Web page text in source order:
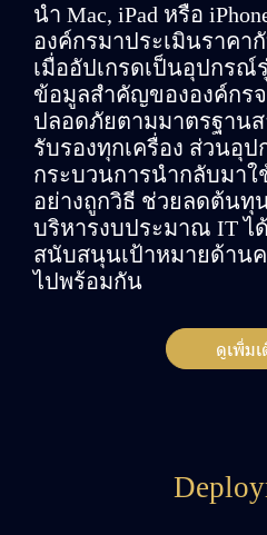
นำ Mac, iPad หรือ
องค์กรมาประเมินราคา
เมื่ออัปเกรดเป็นอุปกรณ์
ข้อมูลสำคัญขององค์กร
ปลอดภัยตามมาตรฐานส
รับรองทุกเครื่อง ส่วนอุป
กระบวนการนำกลับมาใ
อย่างถูกวิธี ช่วยลดต้นทุ
บริหารงบประมาณ IT ไ
สนับสนุนเป้าหมายด้าน
ไปพร้อมกัน
ดูเพิ่ม